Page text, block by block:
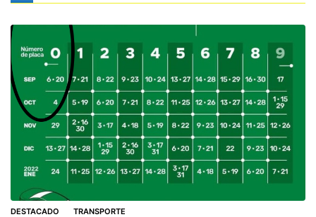
DESTACADO TRANSPORTE